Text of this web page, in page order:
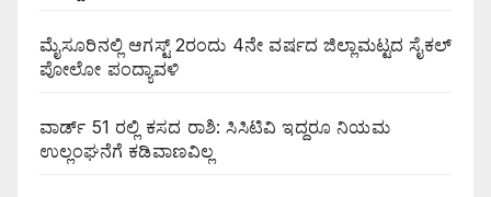
ಮೈಸೂರಿನಲ್ಲಿ ಆಗಸ್ಟ್‌ 2ರಂದು 4ನೇ ವರ್ಷದ ಜಿಲ್ಲಾಮಟ್ಟದ ಸೈಕಲ್
ಪೋಲೋ ಪಂದ್ಯಾವಳಿ
ವಾರ್ಡ್ 51 ರಲ್ಲಿ ಕಸದ ರಾಶಿ: ಸಿಸಿಟಿವಿ ಇದ್ದರೂ ನಿಯಮ
ಉಲ್ಲಂಘನೆಗೆ ಕಡಿವಾಣವಿಲ್ಲ